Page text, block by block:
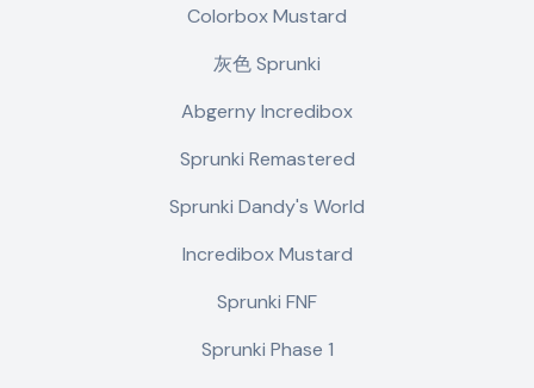
Colorbox Mustard
灰色 Sprunki
Abgerny Incredibox
Sprunki Remastered
Sprunki Dandy's World
Incredibox Mustard
Sprunki FNF
Sprunki Phase 1